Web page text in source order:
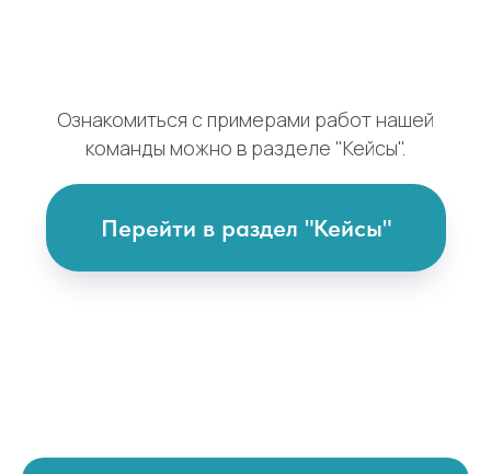
Ознакомиться с примерами работ нашей
команды можно в разделе "Кейсы".
Перейти в раздел "Кейсы"